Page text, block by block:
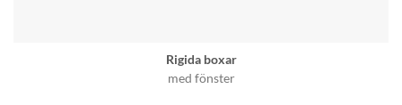
Rigida boxar
med fönster